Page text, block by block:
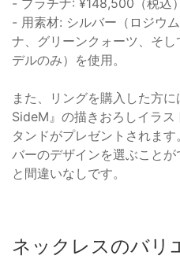
- 用素材: シルバー（ロジウ
ナ、グリーンクォーツ、そ
デルのみ）を使用。
また、リングを購入した方
SideM』の描きおろしイラ
タンドがプレゼントされま
バーのデザインを選ぶこと
と間違いなしです。
ネックレスのバリ